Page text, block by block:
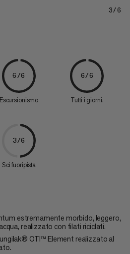
3/6
6/6
Escursionismo
6/6
Tutti i giorni.
3/6
Sci fuoripista
estremamente morbido, leggero,
realizzato con filati riciclati.
OTI™ Element realizzato al